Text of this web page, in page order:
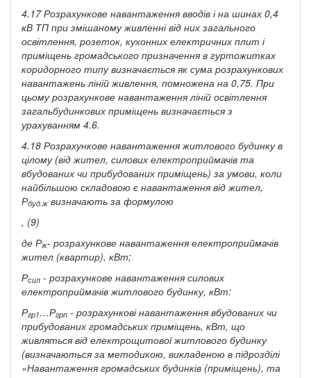
4.17 Розрахункове навантаження вводів і на шинах 0,4
кВ ТП при змішаному живленні від них загального
освітлення, розеток, кухонних електричних плит і
приміщень громадського призначення в гуртожитках
коридорного типу визначається як сума розрахункових
навантажень ліній живлення, помножена на 0,75. При
цьому розрахункове навантаження ліній освітлення
загальбудинкових приміщень визначається з
урахуванням 4.6.
4.18 Розрахункове навантаження житлового будинку в
цілому (від жител, силових електроприймачів та
вбудованих чи прибудованих приміщень) за умови, коли
найбільшою складовою є навантаження від жител,
Рбуд.ж визначають за формулою
, (9)
де Рж- розрахункове навантаження електроприймачів
жител (квартир), кВт;
Рсил - розрахункове навантаження силових
електроприймачів житлового будинку, кВт:
Ргр1…Ргрп - розрахункові навантаження вбудованих чи
прибудованих громадських приміщень, кВт, що
живляться від електрощитової житлового будинку
(визначаються за методикою, викладеною в підрозділі
«Навантаження громадських будинків (приміщень), та